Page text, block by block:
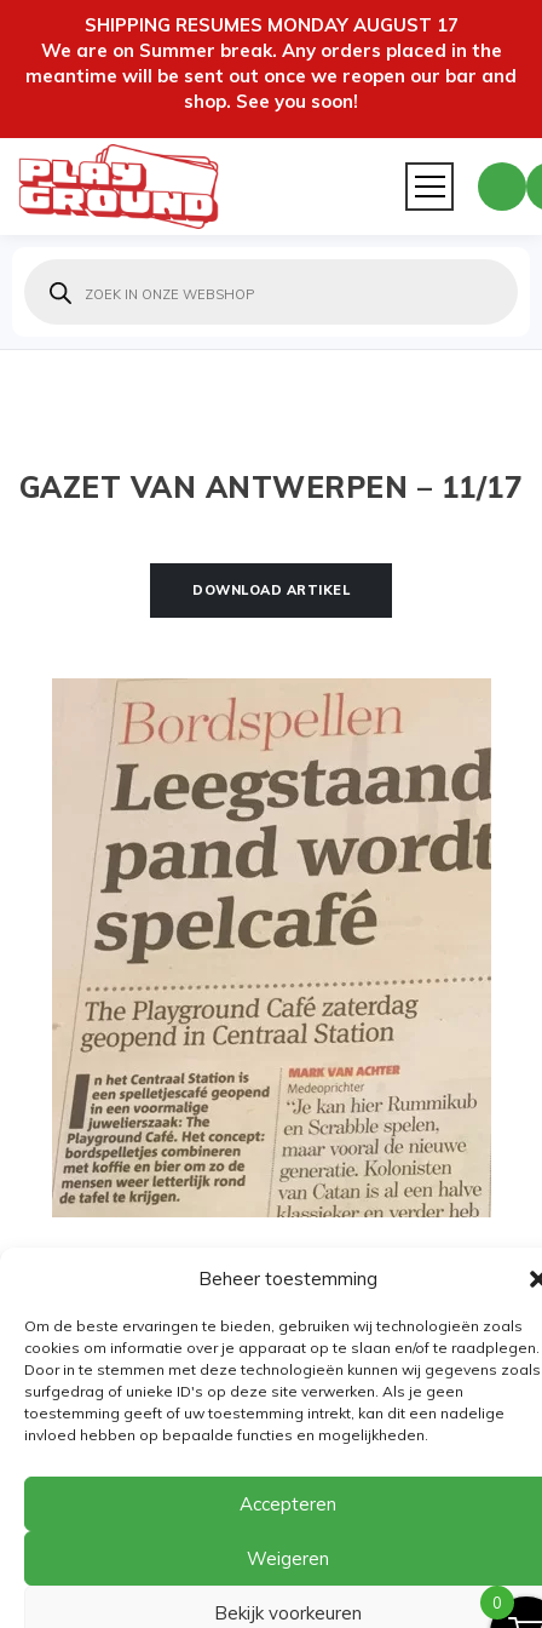
SHIPPING RESUMES MONDAY AUGUST 17
We are on Summer break. Any orders placed in the
meantime will be sent out once we reopen our bar and
shop. See you soon!
Beheer toestemming
Om de beste ervaringen te bieden, gebruiken wij technologieën zoals
cookies om informatie over je apparaat op te slaan en/of te raadplegen.
Door in te stemmen met deze technologieën kunnen wij gegevens zoals
surfgedrag of unieke ID's op deze site verwerken. Als je geen
toestemming geeft of uw toestemming intrekt, kan dit een nadelige
invloed hebben op bepaalde functies en mogelijkheden.
Accepteren
Weigeren
Bekijk voorkeuren
zoeken
GAZET VAN ANTWERPEN – 11/17
DOWNLOAD ARTIKEL
Algemene voorwaarden
Verzending
Retourbeleid
BE 0682.845.059
The Playground
0